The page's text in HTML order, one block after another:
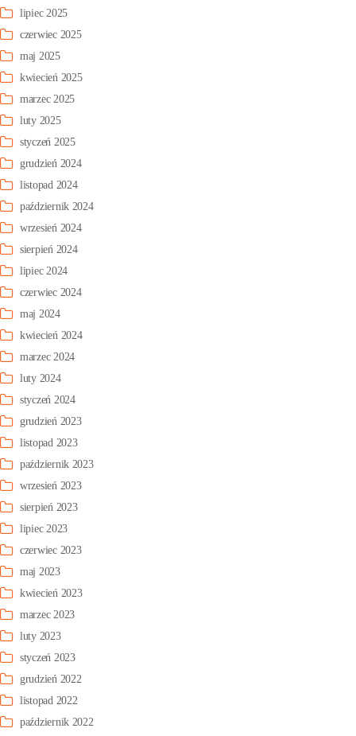
lipiec 2025
czerwiec 2025
maj 2025
kwiecień 2025
marzec 2025
luty 2025
styczeń 2025
grudzień 2024
listopad 2024
październik 2024
wrzesień 2024
sierpień 2024
lipiec 2024
czerwiec 2024
maj 2024
kwiecień 2024
marzec 2024
luty 2024
styczeń 2024
grudzień 2023
listopad 2023
październik 2023
wrzesień 2023
sierpień 2023
lipiec 2023
czerwiec 2023
maj 2023
kwiecień 2023
marzec 2023
luty 2023
styczeń 2023
grudzień 2022
listopad 2022
październik 2022